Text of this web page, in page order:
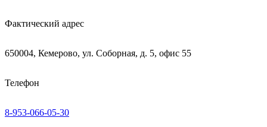
Фактический адрес
650004, Кемерово, ул. Соборная, д. 5, офис 55
Телефон
8-953-066-05-30